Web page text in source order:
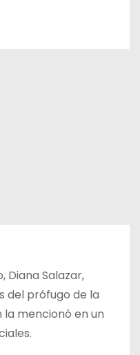
Diana Salazar,
del prófugo de la
la mencionó en un